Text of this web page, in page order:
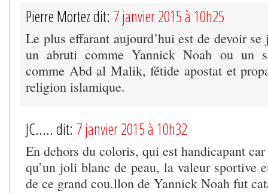
Pierre Mortez dit: 7 janvier 2015 à 10h25
Le plus effarant aujourd’hui est de devoir
un abruti comme Yannick Noah ou un
comme Abd al Malik, fétide apostat et
religion islamique.
JC..... dit: 7 janvier 2015 à 10h32
En dehors du coloris, qui est handicapant car
qu’un joli blanc de peau, la valeur sportive
de ce grand cou.llon de Yannick Noah fut